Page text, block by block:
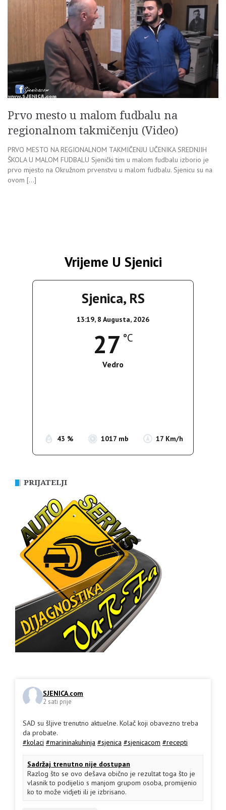
Prvo mesto u malom fudbalu na
regionalnom takmičenju (Video)
PRVO MESTO NA REGIONALNOM TAKMIČENJU UČENIKA SREDNJIH
ŠKOLA U MALOM FUDBALU Sjenički tim u malom fudbalu izborio je
prvo mjesto na Okružnom prvenstvu u malom fudbalu. Sjenicu su na
ovom […]
Vrijeme U Sjenici
Sjenica, RS
13:19, 8 Augusta, 2026
27 °C
Vedro
43 % 1017 mb 17 Km/h
PRIJATELJI
SJENICA.com
2 sati prije
SAD su šljive trenutno aktuelne. Kolač koji obavezno treba
da probate.
#kolaci #marininakuhinja #sjenica #sjenicacom #recepti
Sadržaj trenutno nije dostupan
Razlog što se ovo dešava obično je rezultat toga što je
vlasnik to podijelio s manjom grupom osoba, promijenio
ko to može vidjeti ili je izbrisano.